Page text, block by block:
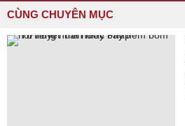
CÙNG CHUYÊN MỤC